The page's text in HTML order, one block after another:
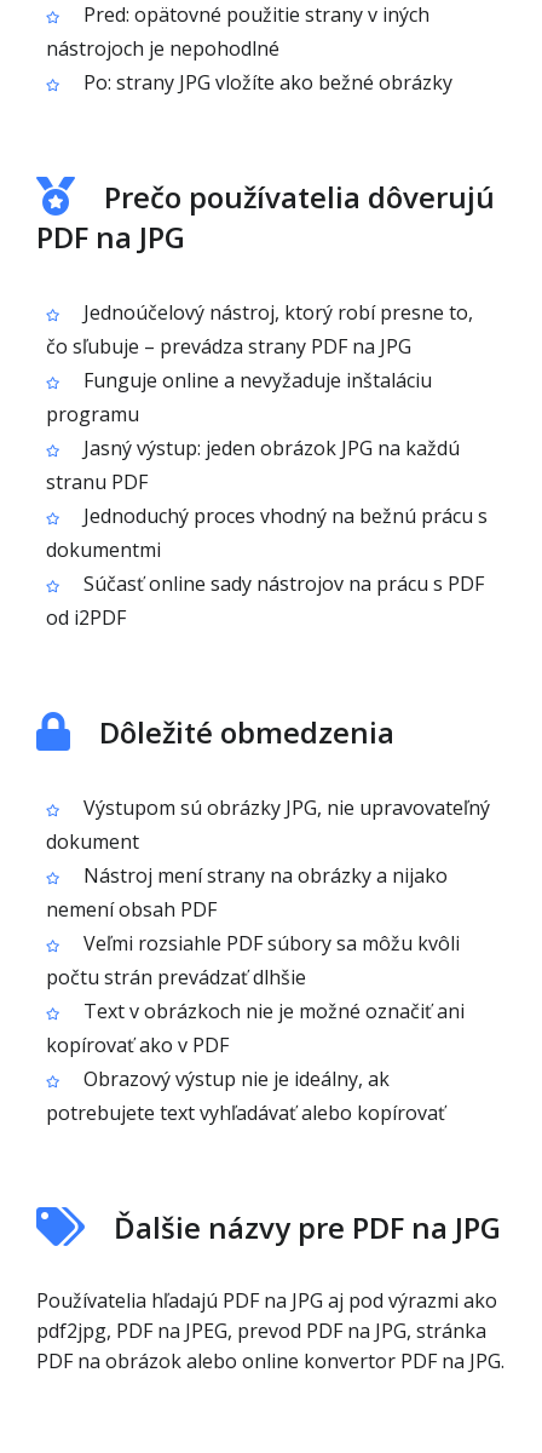
Pred: opätovné použitie strany v iných
nástrojoch je nepohodlné
Po: strany JPG vložíte ako bežné obrázky
Prečo používatelia dôverujú
PDF na JPG
Jednoúčelový nástroj, ktorý robí presne to,
čo sľubuje – prevádza strany PDF na JPG
Funguje online a nevyžaduje inštaláciu
programu
Jasný výstup: jeden obrázok JPG na každú
stranu PDF
Jednoduchý proces vhodný na bežnú prácu s
dokumentmi
Súčasť online sady nástrojov na prácu s PDF
od i2PDF
Dôležité obmedzenia
Výstupom sú obrázky JPG, nie upravovateľný
dokument
Nástroj mení strany na obrázky a nijako
nemení obsah PDF
Veľmi rozsiahle PDF súbory sa môžu kvôli
počtu strán prevádzať dlhšie
Text v obrázkoch nie je možné označiť ani
kopírovať ako v PDF
Obrazový výstup nie je ideálny, ak
potrebujete text vyhľadávať alebo kopírovať
Ďalšie názvy pre PDF na JPG
Používatelia hľadajú PDF na JPG aj pod výrazmi ako
pdf2jpg, PDF na JPEG, prevod PDF na JPG, stránka
PDF na obrázok alebo online konvertor PDF na JPG.